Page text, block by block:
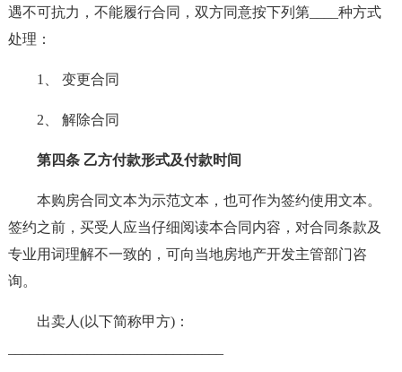
遇不可抗力，不能履行合同，双方同意按下列第____种方式
处理：
1、 变更合同
2、 解除合同
第四条 乙方付款形式及付款时间
本购房合同文本为示范文本，也可作为签约使用文本。
签约之前，买受人应当仔细阅读本合同内容，对合同条款及
专业用词理解不一致的，可向当地房地产开发主管部门咨
询。
出卖人(以下简称甲方)：